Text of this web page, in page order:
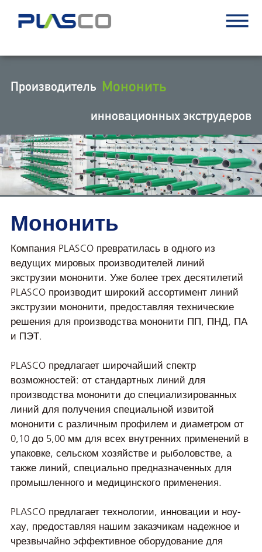
Производитель Мононить
инновационных экструдеров
Мононить
Компания PLASCO превратилась в одного из
ведущих мировых производителей линий
экструзии мононити. Уже более трех десятилетий
PLASCO производит широкий ассортимент линий
экструзии мононити, предоставляя технические
решения для производства мононити ПП, ПНД, ПА
и ПЭТ.
PLASCO предлагает широчайший спектр
возможностей: от стандартных линий для
производства мононити до специализированных
линий для получения специальной извитой
мононити с различным профилем и диаметром от
0,10 до 5,00 мм для всех внутренних применений в
упаковке, сельском хозяйстве и рыболовстве, а
также линий, специально предназначенных для
промышленного и медицинского применения.
PLASCO предлагает технологии, инновации и ноу-
хау, предоставляя нашим заказчикам надежное и
чрезвычайно эффективное оборудование для